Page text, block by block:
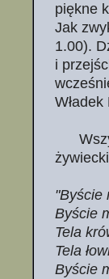
piękne
Jak
1.00).
i
"Byście
Byście
Tela
Tela
Byście